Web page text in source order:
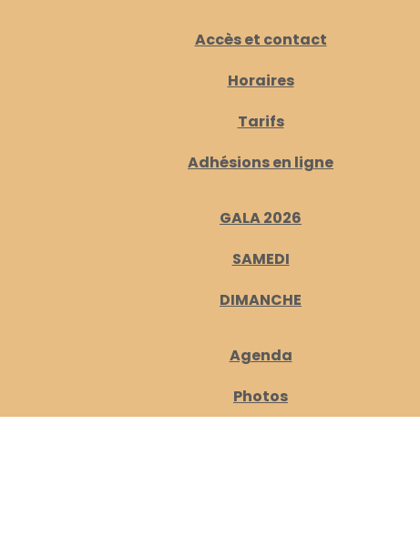
Accès et contact
Horaires
Tarifs
Adhésions en ligne
GALA 2026
SAMEDI
DIMANCHE
Agenda
Photos